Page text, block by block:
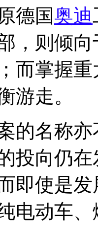
德国奥迪
，则倾
而掌握
游走。
的名称
投向仍
即使是
电动车